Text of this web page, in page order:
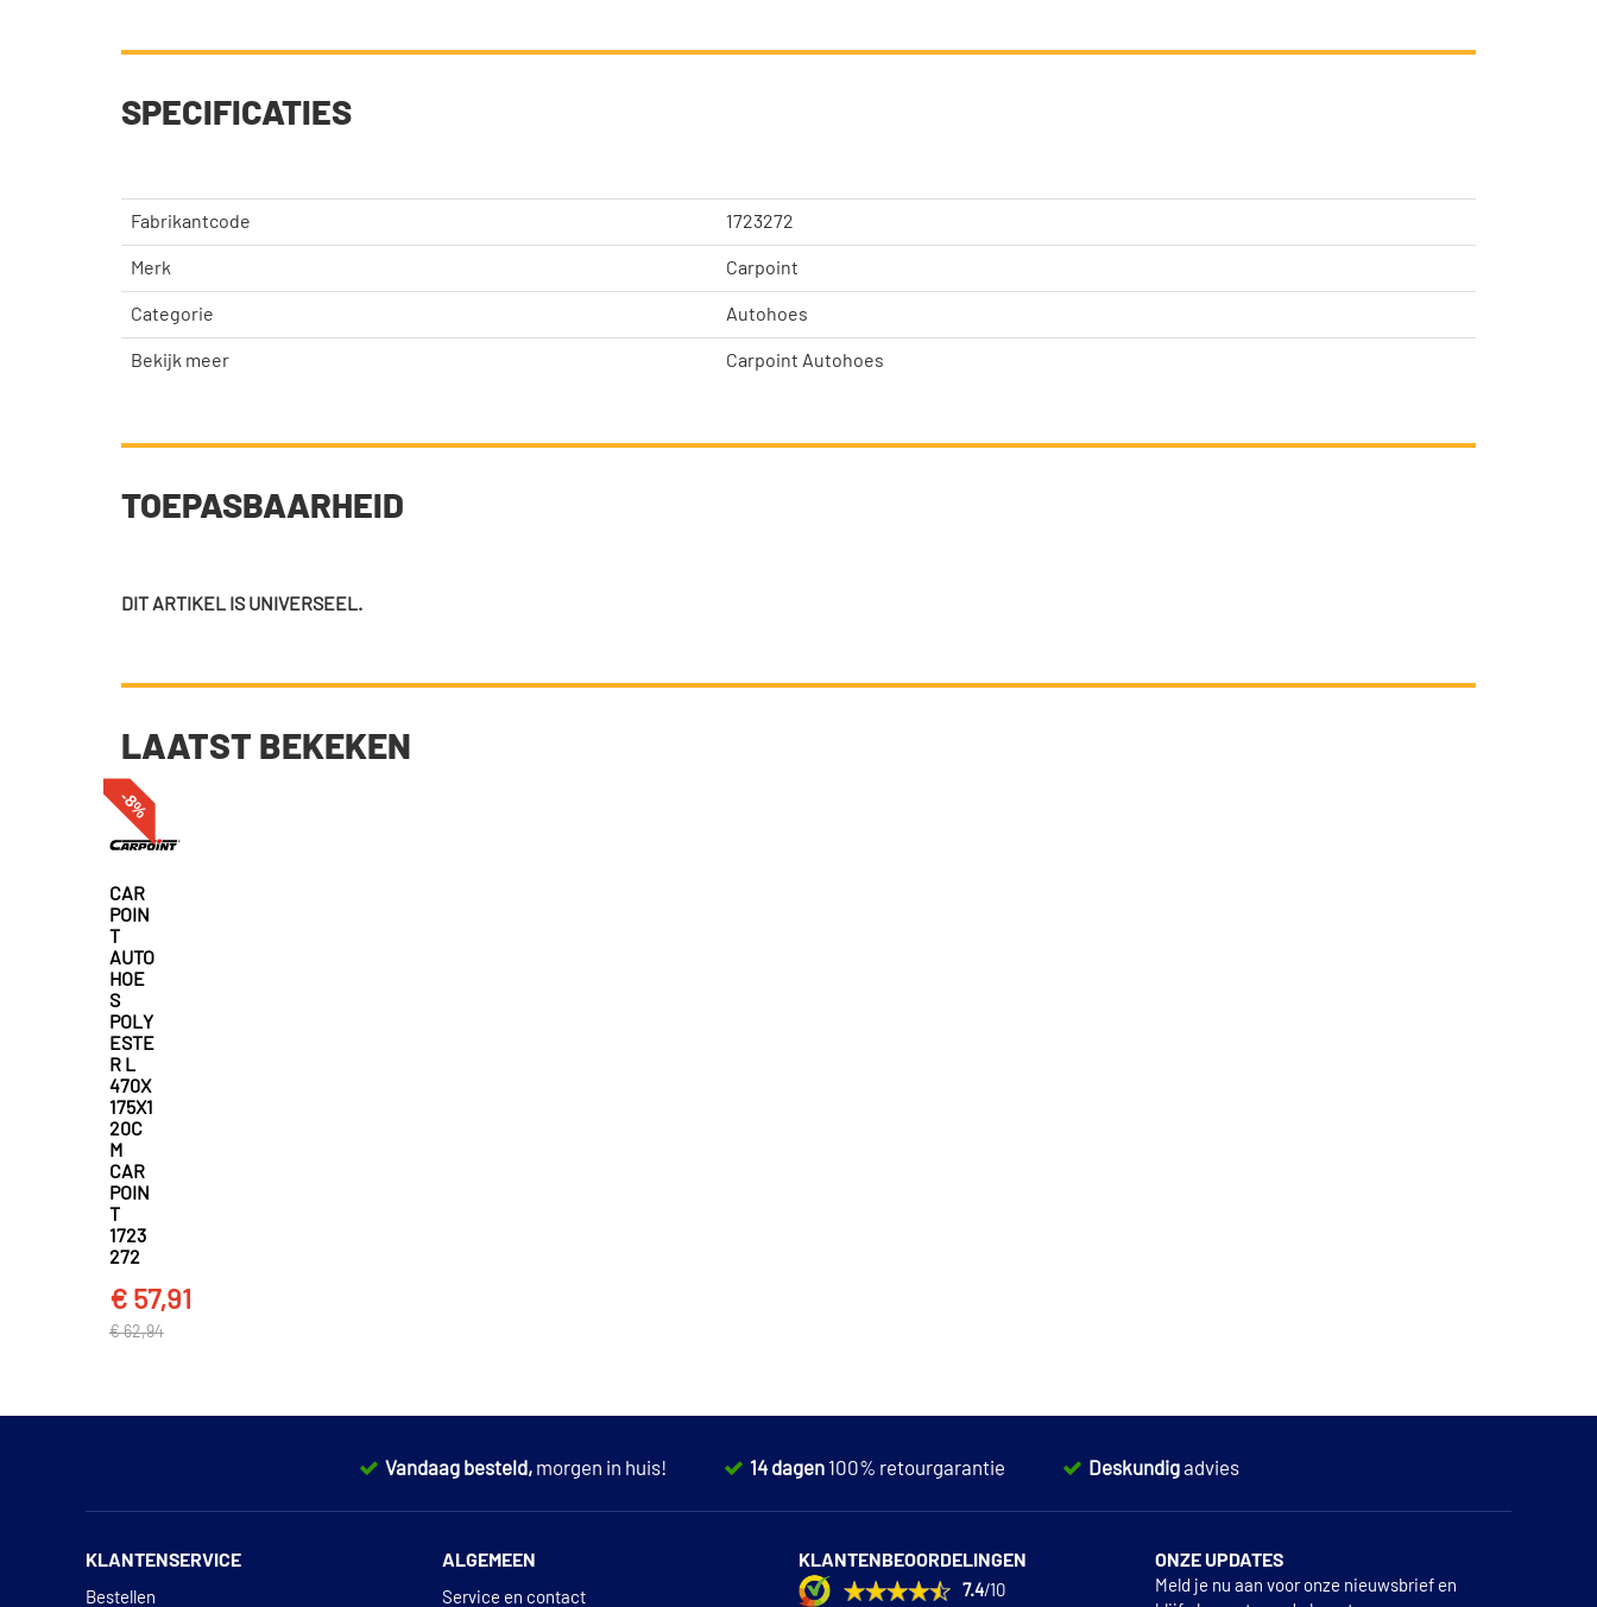
SPECIFICATIES
Fabrikantcode 1723272
Merk Carpoint
Categorie Autohoes
Bekijk meer Carpoint Autohoes
TOEPASBAARHEID
DIT ARTIKEL IS UNIVERSEEL.
LAATST BEKEKEN
-8%
CAR
POIN
T
AUTO
HOE
S
POLY
ESTE
R L
470X
175X1
20C
M
CAR
POIN
T
1723
272
€ 57,91
€ 62,94
Vandaag besteld, morgen in huis! 14 dagen 100% retourgarantie Deskundigadvies
KLANTENSERVICE
Bestellen
ALGEMEEN
Service en contact
KLANTENBEOORDELINGEN
7.4/10
ONZE UPDATES
Meld je nu aan voor onze nieuwsbrief en